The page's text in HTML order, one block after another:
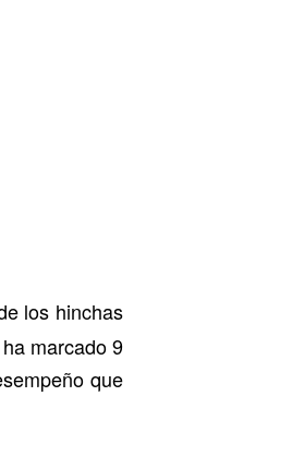
los hinchas
marcado 9
que